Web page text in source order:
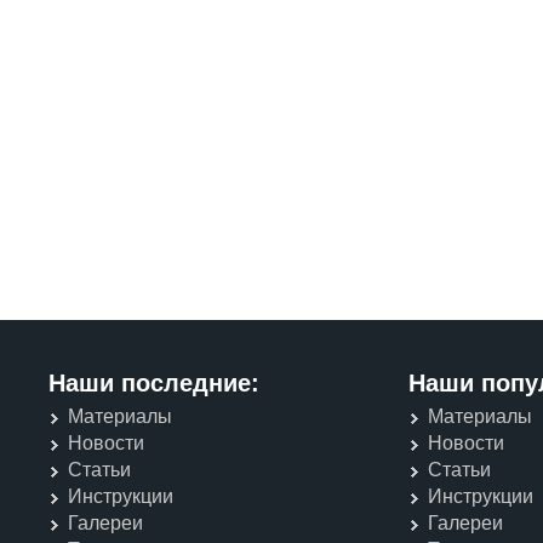
Наши последние:
Материалы
Новости
Статьи
Инструкции
Галереи
Наши
Материалы
Новости
Статьи
Инструкции
Галереи